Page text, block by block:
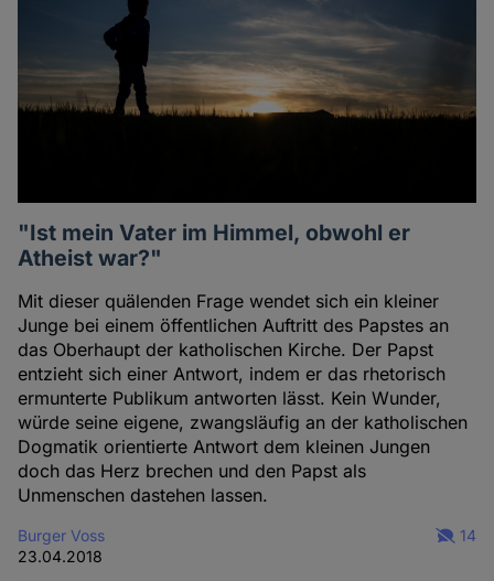
"Ist mein Vater im Himmel, obwohl er
Atheist war?"
Mit dieser quälenden Frage wendet sich ein kleiner
Junge bei einem öffentlichen Auftritt des Papstes an
das Oberhaupt der katholischen Kirche. Der Papst
entzieht sich einer Antwort, indem er das rhetorisch
ermunterte Publikum antworten lässt. Kein Wunder,
würde seine eigene, zwangsläufig an der katholischen
Dogmatik orientierte Antwort dem kleinen Jungen
doch das Herz brechen und den Papst als
Unmenschen dastehen lassen.
Burger Voss
23.04.2018
14